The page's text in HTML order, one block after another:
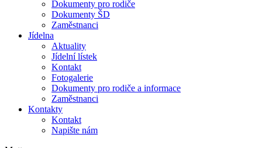
Dokumenty pro rodiče
Dokumenty ŠD
Zaměstnanci
Jídelna
Aktuality
Jídelní lístek
Kontakt
Fotogalerie
Dokumenty pro rodiče a informace
Zaměstnanci
Kontakty
Kontakt
Napište nám